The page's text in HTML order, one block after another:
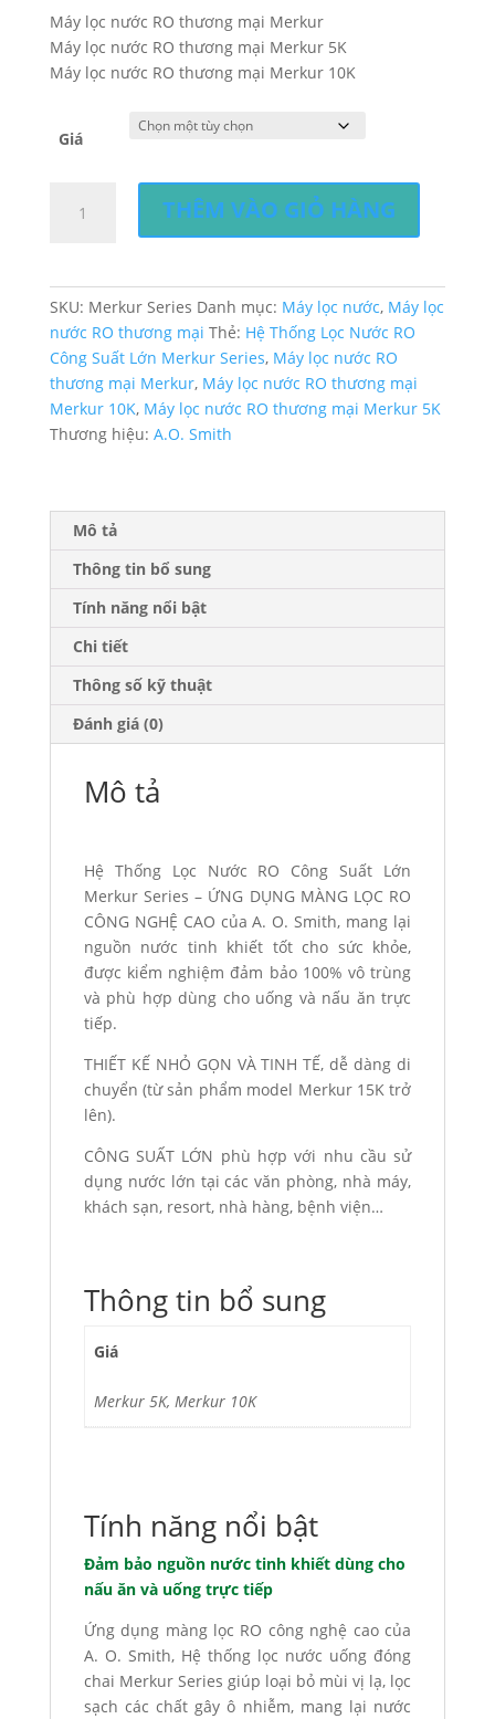
Máy lọc nước RO thương mại Merkur
Máy lọc nước RO thương mại Merkur 5K
Máy lọc nước RO thương mại Merkur 10K
Giá
Thống
Công
Suất
Lớn
Merkur
Series
THÊM VÀO GIỎ HÀNG
SKU: Merkur Series Danh mục: Máy lọc nước, Máy lọc
nước RO thương mại Thẻ: Hệ Thống Lọc Nước RO
Công Suất Lớn Merkur Series, Máy lọc nước RO
thương mại Merkur, Máy lọc nước RO thương mại
Merkur 10K, Máy lọc nước RO thương mại Merkur 5K
Thương hiệu: A.O. Smith
Mô tả
Thông tin bổ sung
Tính năng nổi bật
Chi tiết
Thông số kỹ thuật
Đánh giá (0)
Mô tả
Hệ Thống Lọc Nước RO Công Suất Lớn
Merkur Series – ỨNG DỤNG MÀNG LỌC RO
CÔNG NGHỆ CAO của A. O. Smith, mang lại
nguồn nước tinh khiết tốt cho sức khỏe,
được kiểm nghiệm đảm bảo 100% vô trùng
và phù hợp dùng cho uống và nấu ăn trực
tiếp.
THIẾT KẾ NHỎ GỌN VÀ TINH TẾ, dễ dàng di
chuyển (từ sản phẩm model Merkur 15K trở
lên).
CÔNG SUẤT LỚN phù hợp với nhu cầu sử
dụng nước lớn tại các văn phòng, nhà máy,
khách sạn, resort, nhà hàng, bệnh viện…
Thông tin bổ sung
Giá
Merkur 5K, Merkur 10K
Tính năng nổi bật
Đảm bảo nguồn nước tinh khiết dùng cho
nấu ăn và uống trực tiếp
Ứng dụng màng lọc RO công nghệ cao của
A. O. Smith, Hệ thống lọc nước uống đóng
chai Merkur Series giúp loại bỏ mùi vị lạ, lọc
sạch các chất gây ô nhiễm, mang lại nước